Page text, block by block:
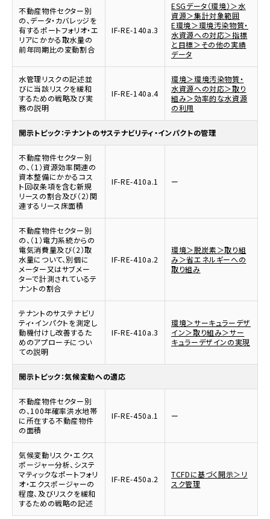
不動産物件セクター別
の、データ・カバレッジを
有するポートフォリオ・エ
リアにかかる取水量の
前年同期比の変動割合
IF-RE-140a.3
ESGデータ（環境）＞水
資源＞集計対象範囲
E環境＞環境汚染物質・
水資源への対応＞指標
と目標＞その他の実績
データ
水管理リスクの記述並
びに当該リスクを緩和
するための戦略及び実
務の説明
IF-RE-140a.4
環境＞環境汚染物質・
水資源への対応＞取り
組み＞効率的な水資源
の利用
開示トピック：テナントのサステナビリティ・インパクトの管理
不動産物件セクター別
の、（1）資源効率関連の
資本整備にかかるコス
ト回収条項を含む新規
リースの割合及び（2）関
連するリース床面積
IF-RE-410a.1 ー
不動産物件セクター別
の、（1）電力系統からの
電気消費量及び（2）取
水量について、別個に
メーター又はサブメー
ターで計測されているテ
ナントの割合
IF-RE-410a.2
環境＞脱炭素＞取り組
み＞省エネルギーへの
取り組み
テナントのサステナビリ
ティ・インパクトを測定し
動機付けし改善するた
めのアプローチについ
ての説明
IF-RE-410a.3
環境＞サーキュラーデザ
イン＞取り組み＞サー
キュラーデザインの実現
開示トピック：気候変動への適応
不動産物件セクター別
の、100年確率洪水地帯
に所在する不動産物件
の面積
IF-RE-450a.1 ー
気候変動リスク・エクス
ポージャー分析、システ
マティックなポートフォリ
オ・エクスポージャーの
程度、及びリスクを緩和
するための戦略の記述
IF-RE-450a.2
TCFDに基づく開示＞リ
スク管理